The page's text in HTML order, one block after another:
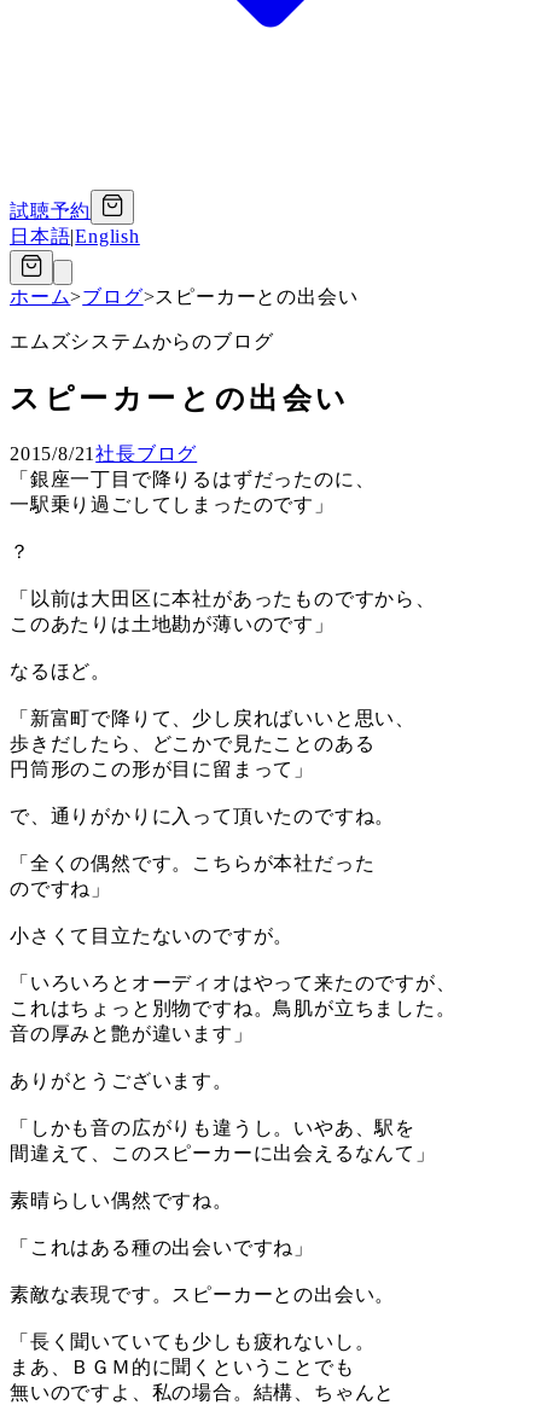
試聴予約
日本語|English
ホーム>ブログ>スピーカーとの出会い
エムズシステムからのブログ
スピーカーとの出会い
2015/8/21社長ブログ
「銀座一丁目で降りるはずだったのに、
一駅乗り過ごしてしまったのです」
？
「以前は大田区に本社があったものですから、
このあたりは土地勘が薄いのです」
なるほど。
「新富町で降りて、少し戻ればいいと思い、
歩きだしたら、どこかで見たことのある
円筒形のこの形が目に留まって」
で、通りがかりに入って頂いたのですね。
「全くの偶然です。こちらが本社だった
のですね」
小さくて目立たないのですが。
「いろいろとオーディオはやって来たのですが、
これはちょっと別物ですね。鳥肌が立ちました。
音の厚みと艶が違います」
ありがとうございます。
「しかも音の広がりも違うし。いやあ、駅を
間違えて、このスピーカーに出会えるなんて」
素晴らしい偶然ですね。
「これはある種の出会いですね」
素敵な表現です。スピーカーとの出会い。
「長く聞いていても少しも疲れないし。
まあ、ＢＧＭ的に聞くということでも
無いのですよ、私の場合。結構、ちゃんと